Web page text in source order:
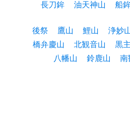
長刀鉾
油天神山 船
後祭 鷹山 鯉山 浄妙
橋弁慶山
北観音山 黒
八幡山
鈴鹿山 南